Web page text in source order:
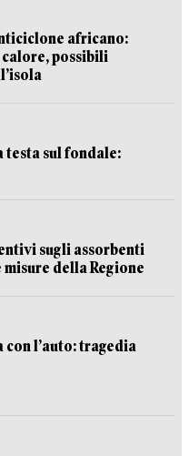
africano:
possibili
testa sul fondale:
sugli assorbenti
misure della Regione
con l’auto: tragedia